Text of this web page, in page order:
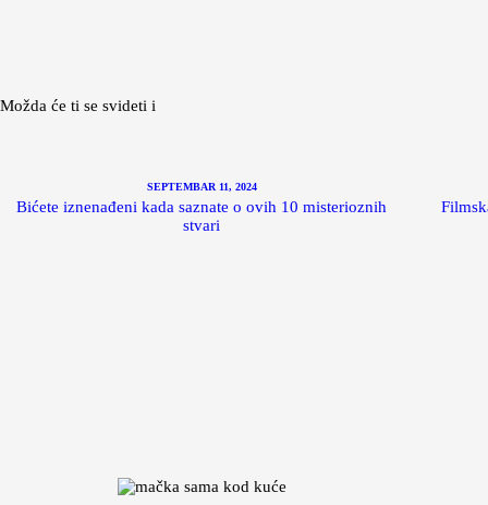
Možda će ti se svideti i
SEPTEMBAR 11, 2024
Bićete iznenađeni kada saznate o ovih 10 misterioznih
stvari